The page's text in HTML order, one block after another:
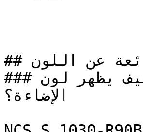
## أسئلة شائعة عن اللون
### كيف يظهر لون NCS S 1030-R90B في الغرف مع
الإضاءة؟